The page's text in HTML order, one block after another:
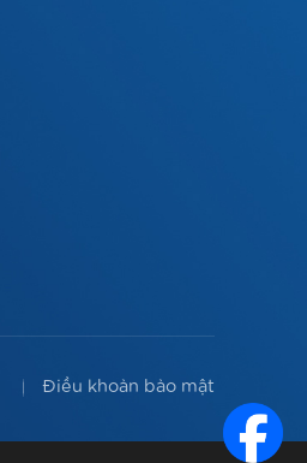
Điều khoản bảo mật